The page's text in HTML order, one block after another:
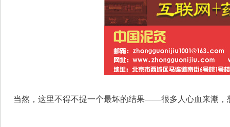
当然，这里不得不提一个最坏的结果——很多人心血来潮，